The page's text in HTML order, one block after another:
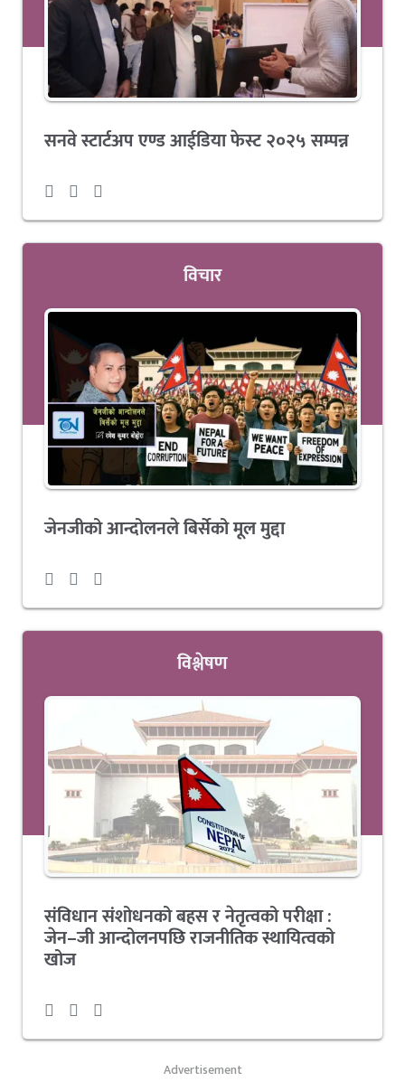
सनवे स्टार्टअप एण्ड आईडिया फेस्ट २०२५ सम्पन्न
विचार
जेनजीको आन्दोलनले बिर्सेको मूल मुद्दा
विश्लेषण
संविधान संशोधनको बहस र नेतृत्वको परीक्षा :
जेन–जी आन्दोलनपछि राजनीतिक स्थायित्वको
खोज
Advertisement